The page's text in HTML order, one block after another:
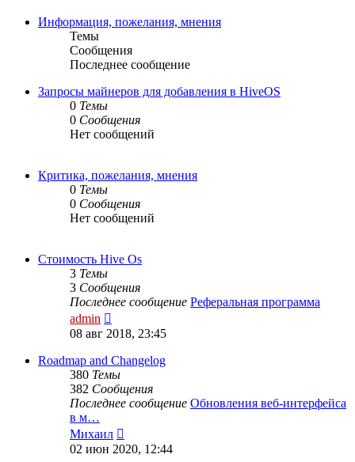
Информация, пожелания, мнения
Темы
Сообщения
Последнее сообщение
Запросы майнеров для добавления в HiveOS
0 Темы
0 Сообщения
Нет сообщений
Критика, пожелания, мнения
0 Темы
0 Сообщения
Нет сообщений
Стоимость Hive Os
3 Темы
3 Сообщения
Последнее сообщение Реферальная программа
admin
к
сообщению
08 авг 2018, 23:45
Roadmap and Changelog
380 Темы
382 Сообщения
Последнее сообщение Обновления веб-интерфейса
в м…
Михаил
к
02 июн 2020, 12:44